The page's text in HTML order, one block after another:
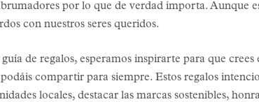
por lo que de verdad importa. Aunque
con nuestros seres queridos.
de regalos, esperamos inspirarte para que
compartir para siempre. Estos regalos
locales, destacar las marcas sostenibles,